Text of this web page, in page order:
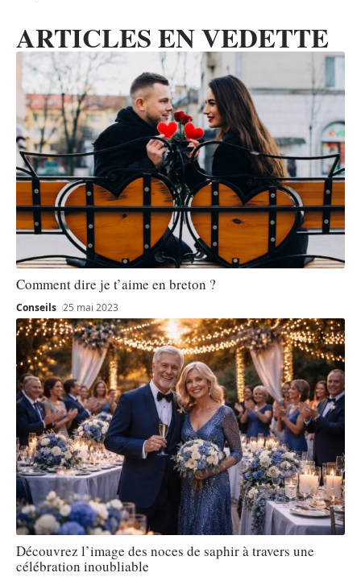
ARTICLES EN VEDETTE
Comment dire je t’aime en breton ?
Conseils 25 mai 2023
Découvrez l’image des noces de saphir à travers une
célébration inoubliable